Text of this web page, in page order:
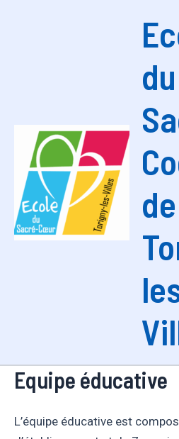
du
de
Equipe éducative
L’équipe éducative est